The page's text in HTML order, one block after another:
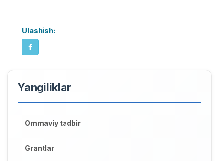
Ulashish:
Yangiliklar
Ommaviy tadbir
Grantlar